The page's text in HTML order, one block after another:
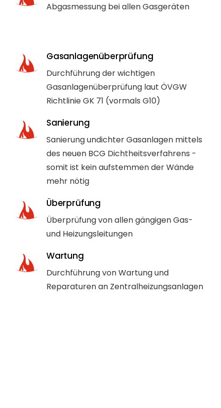
Abgasmessung bei allen Gasgeräten
Gasanlagenüberprüfung
Durchführung der wichtigen
Gasanlagenüberprüfung laut ÖVGW
Richtlinie GK 71 (vormals G10)
Sanierung
Sanierung undichter Gasanlagen mittels
des neuen BCG Dichtheitsverfahrens -
somit ist kein aufstemmen der Wände
mehr nötig
Überprüfung
Überprüfung von allen gängigen Gas-
und Heizungsleitungen
Wartung
Durchführung von Wartung und
Reparaturen an Zentralheizungsanlagen